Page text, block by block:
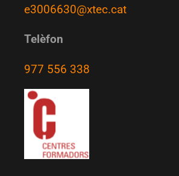
e3006630@xtec.cat
Telèfon
977 556 338